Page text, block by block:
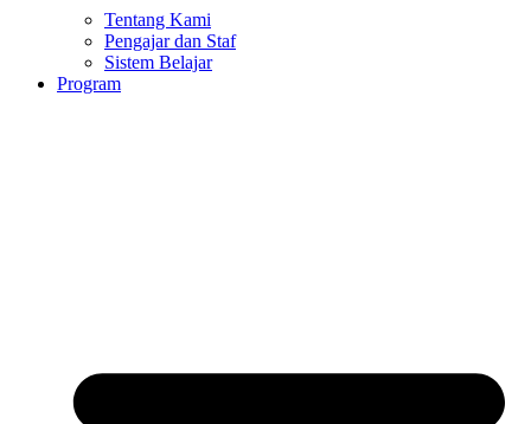
Tentang Kami
Pengajar dan Staf
Sistem Belajar
Program